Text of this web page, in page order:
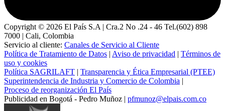
Copyright © 2026 El País S.A | Cra.2 No .24 - 46 Tel.(602) 898
7000 | Cali, Colombia
Servicio al cliente: Canales de Servicio al Cliente
Política de Tratamiento de Datos | Aviso de privacidad | Términos de
uso y cookies
Política SAGRILAFT | Transparencia y Ética Empresarial (PTEE)
Superintendencia de Industria y Comercio de Colombia |
Proceso de reorganización El País
Publicidad en Bogotá - Pedro Muñoz | pfmunoz@elpais.com.co